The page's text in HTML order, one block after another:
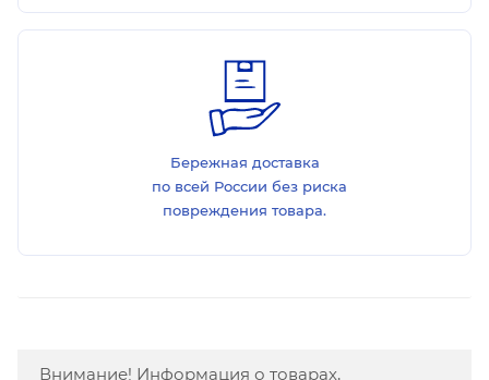
Бережная доставка
по всей России без риска
повреждения товара.
Внимание! Информация о товарах,